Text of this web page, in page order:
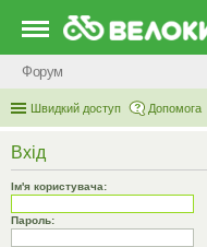
Форум
Швидкий доступ Допомога
Вхід
Ім'я користувача:
Пароль: